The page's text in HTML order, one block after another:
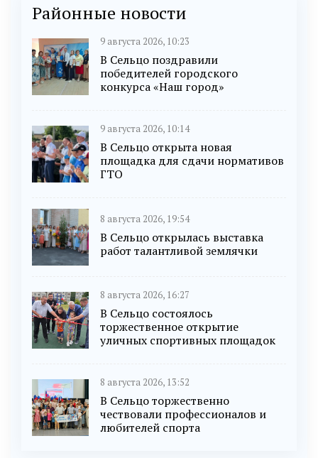
Районные новости
9 августа 2026, 10:23
В Сельцо поздравили
победителей городского
конкурса «Наш город»
9 августа 2026, 10:14
В Сельцо открыта новая
площадка для сдачи нормативов
ГТО
8 августа 2026, 19:54
В Сельцо открылась выставка
работ талантливой землячки
8 августа 2026, 16:27
В Сельцо состоялось
торжественное открытие
уличных спортивных площадок
8 августа 2026, 13:52
В Сельцо торжественно
чествовали профессионалов и
любителей спорта